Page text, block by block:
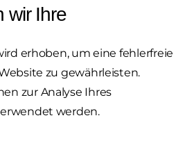
wir Ihre
erhoben, um eine fehlerfreie
zu gewährleisten.
zur Analyse Ihres
werden.